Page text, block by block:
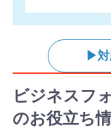
ビジネスフ
のお役立ち